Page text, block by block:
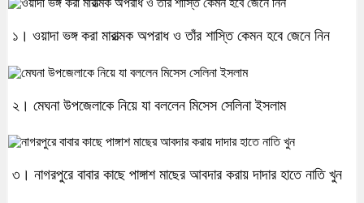
১। ওয়াদা ভঙ্গ করা মারাত্মক অপরাধ ও তাঁর শাস্তি কেমন হবে জেনে নিন
২। মেঘনা উপজেলাকে নিয়ে যা বললেন মিসেস সেলিনা ইসলাম
৩। নাগরপুরে বাবার কাছে পাঙ্গাশ মাছের আবদার করায় দাদার হাতে নাতি খুন